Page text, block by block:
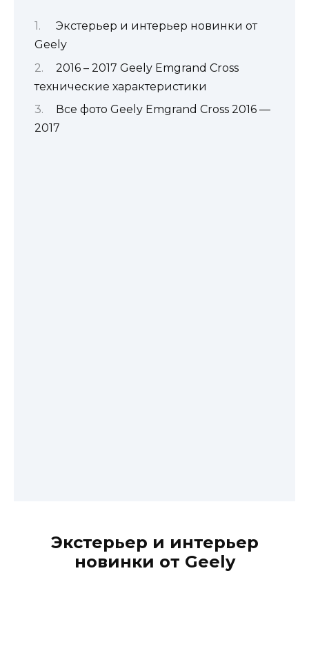
Экстерьер и интерьер новинки от
Geely
2016 – 2017 Geely Emgrand Cross
технические характеристики
Все фото Geely Emgrand Cross 2016 —
2017
Экстерьер и интерьер
новинки от Geely